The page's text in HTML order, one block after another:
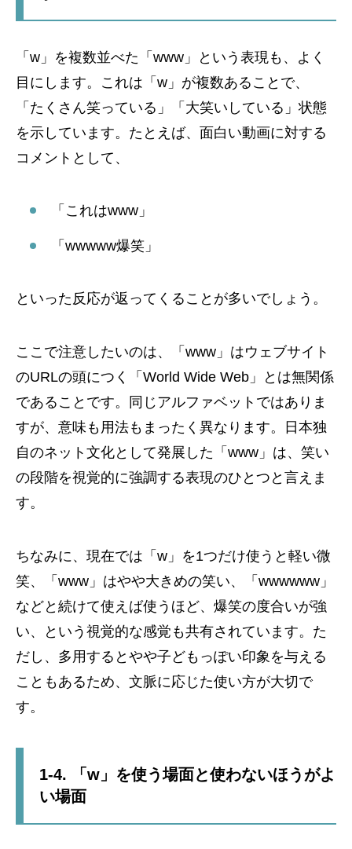
「w」を複数並べた「www」という表現も、よく
目にします。これは「w」が複数あることで、
「たくさん笑っている」「大笑いしている」状態
を示しています。たとえば、面白い動画に対する
コメントとして、
「これはwww」
「wwwww爆笑」
といった反応が返ってくることが多いでしょう。
ここで注意したいのは、「www」はウェブサイト
のURLの頭につく「World Wide Web」とは無関係
であることです。同じアルファベットではありま
すが、意味も用法もまったく異なります。日本独
自のネット文化として発展した「www」は、笑い
の段階を視覚的に強調する表現のひとつと言えま
す。
ちなみに、現在では「w」を1つだけ使うと軽い微
笑、「www」はやや大きめの笑い、「wwwwww」
などと続けて使えば使うほど、爆笑の度合いが強
い、という視覚的な感覚も共有されています。た
だし、多用するとやや子どもっぽい印象を与える
こともあるため、文脈に応じた使い方が大切で
す。
1-4. 「w」を使う場面と使わないほうがよ
い場面